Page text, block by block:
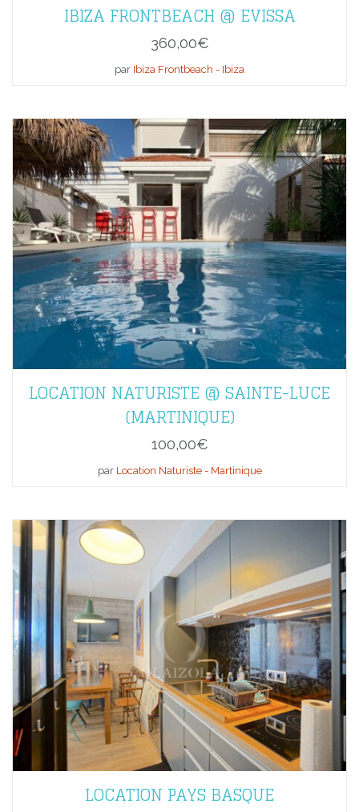
IBIZA FRONTBEACH @ EVISSA
360,00€
par Ibiza Frontbeach - Ibiza
LOCATION NATURISTE @ SAINTE-LUCE
(MARTINIQUE)
100,00€
par Location Naturiste - Martinique
LOCATION PAYS BASQUE